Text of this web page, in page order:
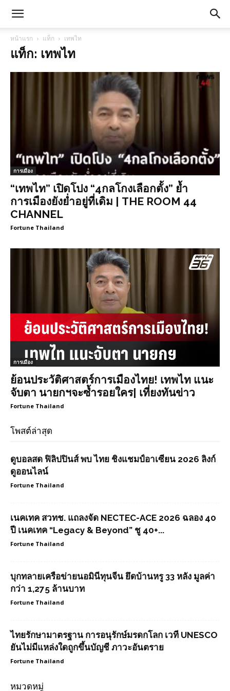
หน้าแรก แท็ก เทพไท
แท็ก: เทพไท
การเมือง
“เทพไท” เปิดโปง “4กลโกงเลือกตั้ง” ย้ำ
การเมืองยังย่ำอยู่ที่เดิม | THE ROOM 44
CHANNEL
Fortune Thailand
การเมือง
ย้อนประวัติศาสตร์การเมืองไทย! เทพไท แนะ
จับตา นายกฯจะซ้ำรอยใคร| เที่ยงทันข่าว
Fortune Thailand
โพสต์ล่าสุด
ดูบอลสด ฟิลิปปินส์ พบ ไทย ชิงแชมป์อาเซียน 2026 ลิงก์
ดูออนไลน์
Fortune Thailand
เนคเทค สวทช. แถลงจัด NECTEC-ACE 2026 ฉลอง 40
ปี เนคเทค “Legacy & Beyond” ชู 40+...
Fortune Thailand
บุกทลายเครือข่ายนอมินีทุนจีน ยึดบ้านหรู 33 หลัง มูลค่า
กว่า 1,275 ล้านบาท
Fortune Thailand
ไทยรักษามาตรฐาน การอนุรักษ์มรดกโลก เวที UNESCO
ยันไม่มีแหล่งใดถูกขึ้นบัญชี ภาวะอันตราย
Fortune Thailand
หมวดหมู่